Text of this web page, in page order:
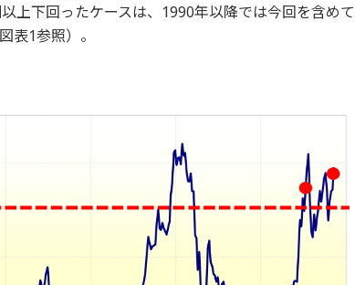
上下回ったケースは、1990年以降では今回を含めて
表1参照）。